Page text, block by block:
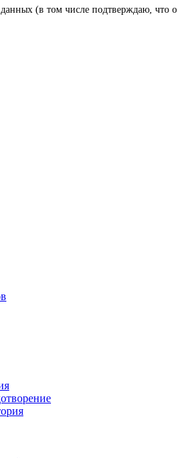
(в том числе подтверждаю, что